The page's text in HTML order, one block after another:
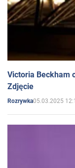
Victoria Beckham
Zdjęcie
Rozrywka05.03.2025